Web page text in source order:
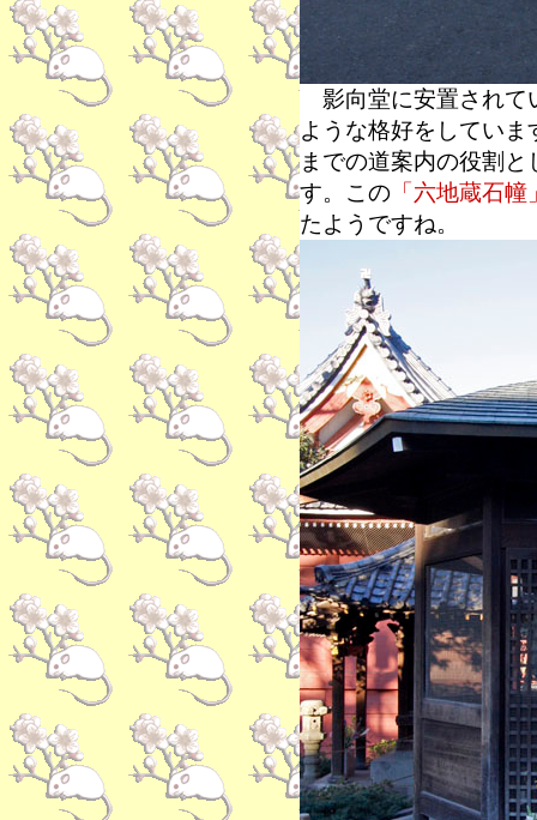
影向堂に安置されて
ような格好をしていま
までの道案内の役割と
す。この「六地蔵石幢
たようですね。